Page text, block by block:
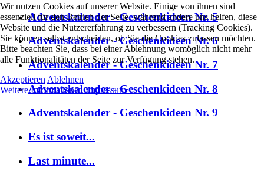
Adventskalender - Geschenkideen Nr. 5
Adventskalender - Geschenkideen Nr. 6
Adventskalender - Geschenkideen Nr. 7
Adventskalender - Geschenkideen Nr. 8
Adventskalender - Geschenkideen Nr. 9
Es ist soweit...
Last minute...
Wir nutzen Cookies auf unserer Website. Einige von ihnen sind
essenziell für den Betrieb der Seite, während andere uns helfen, diese
Website und die Nutzererfahrung zu verbessern (Tracking Cookies).
Sie können selbst entscheiden, ob Sie die Cookies zulassen möchten.
Bitte beachten Sie, dass bei einer Ablehnung womöglich nicht mehr
alle Funktionalitäten der Seite zur Verfügung stehen.
Akzeptieren Ablehnen
Weitere Informationen Impressum